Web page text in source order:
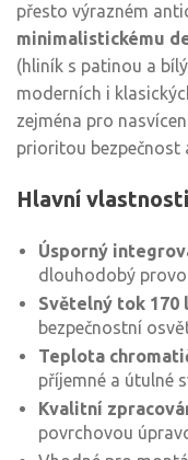
přesto výrazném
minimalistickému
(hliník s patinou a
moderních i
zejména pro
prioritou bezpečnost
Hlavní
Úsporný
dlouhodobý
Světelný tok 170
bezpečnostní
Teplota
příjemné a útulné
Kvalitní
povrchovou